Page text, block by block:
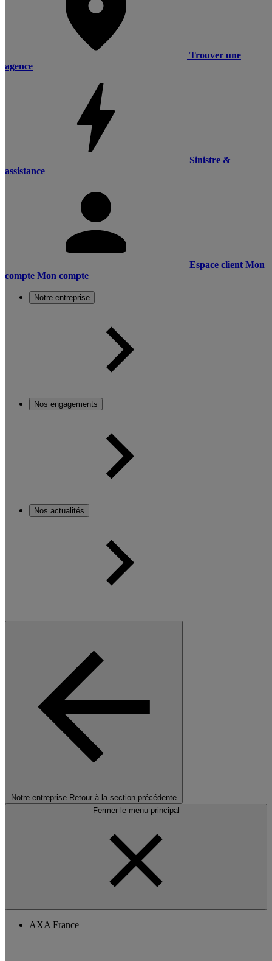
Trouver une
agence
Sinistre &
assistance
Espace client Mon
compte Mon compte
Notre entreprise
Nos engagements
Nos actualités
Notre entreprise Retour à la section précédente
Fermer le menu principal
AXA France